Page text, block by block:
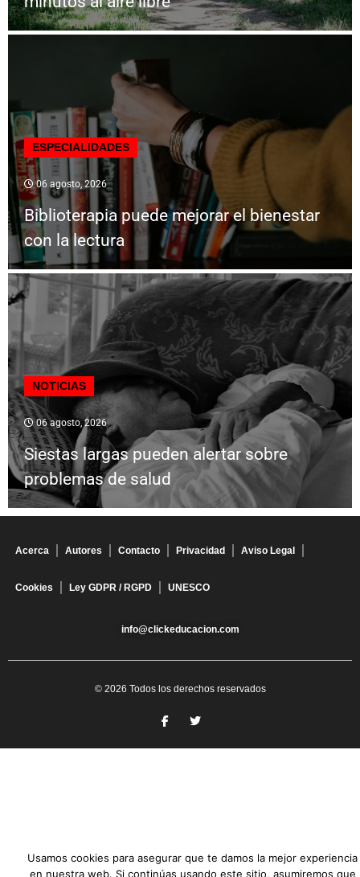
ESPECIALIDADES
06 agosto, 2026
Biblioterapia puede mejorar el bienestar
con la lectura
NOTICIAS
06 agosto, 2026
Siestas largas pueden alertar sobre
problemas de salud
Acerca Autores Contacto Privacidad Aviso Legal
Cookies Ley GDPR / RGPD UNESCO
info@clickeducacion.com
© 2026 Todos los derechos reservados
Usamos cookies para asegurar que te damos la mejor experiencia
en nuestra web. Si continúas usando este sitio, asumiremos que